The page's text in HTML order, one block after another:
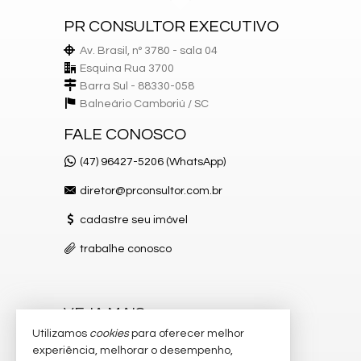
Banheiro Social
Piso Porcelanato
Acabamento em Gesso
Características do Empreendimento
Sala de Jogos
Salão de Festas
Espaço Gourmet
Espaço Fitness
Brinquedoteca
Quadra de Tênis
Quadra de Padel
PR CONSULTOR EXECUTIVO
Av. Brasil, nº 3780 - sala 04
Esquina Rua 3700
Barra Sul - 88330-058
Balneário Camboriú / SC
FALE CONOSCO
(47) 96427-5206 (WhatsApp)
diretor@prconsultor.com.br
cadastre seu imóvel
trabalhe conosco
VEJA MAIS
receba nosso newsletter
Utilizamos cookiespara oferecer melhor
experiência, melhorar o desempenho,